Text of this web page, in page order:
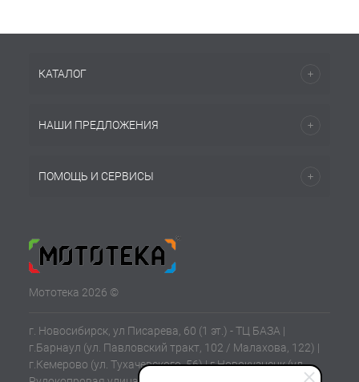
КАТАЛОГ
НАШИ ПРЕДЛОЖЕНИЯ
ПОМОЩЬ И СЕРВИСЫ
Мототека 2026 ©
г. Новосибирск, ул Писарева, 60 (1 эт.) - ТЦ БАЗА |
г.Барнаул (ул. Павловский тракт, 102 / Малахова, 122) |
г.Кемерово (ул. Тухачевского, 56) | г.Новокузнецк (ул.